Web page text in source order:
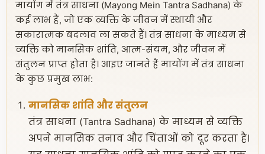
मायोंग में तंत्र साधना (Mayong Mein Tantra Sadhana) के
कई लाभ हैं, जो एक व्यक्ति के जीवन में स्थायी और
सकारात्मक बदलाव ला सकते हैं। तंत्र साधना के माध्यम से
व्यक्ति को मानसिक शांति, आत्म-संयम, और जीवन में
संतुलन प्राप्त होता है। आइए जानते हैं मायोंग में तंत्र साधना
के कुछ प्रमुख लाभ:
मानसिक शांति और संतुलन
तंत्र साधना (Tantra Sadhana) के माध्यम से व्यक्ति
अपने मानसिक तनाव और चिंताओं को दूर करता है।